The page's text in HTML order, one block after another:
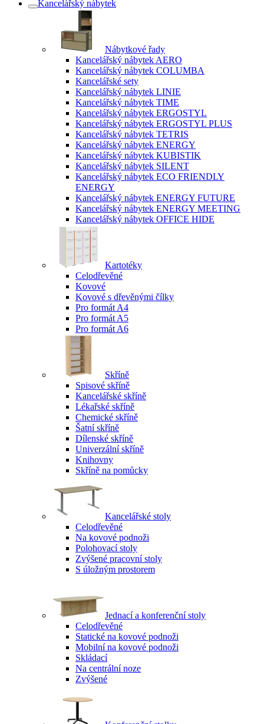
Kancelářský nábytek
Nábytkové řady
Kancelářský nábytek AERO
Kancelářský nábytek COLUMBA
Kancelářské sety
Kancelářský nábytek LINIE
Kancelářský nábytek TIME
Kancelářský nábytek ERGOSTYL
Kancelářský nábytek ERGOSTYL PLUS
Kancelářský nábytek TETRIS
Kancelářský nábytek ENERGY
Kancelářský nábytek KUBISTIK
Kancelářský nábytek SILENT
Kancelářský nábytek ECO FRIENDLY
ENERGY
Kancelářský nábytek ENERGY FUTURE
Kancelářský nábytek ENERGY MEETING
Kancelářský nábytek OFFICE HIDE
Kartotéky
Celodřevěné
Kovové
Kovové s dřevěnými čílky
Pro formát A4
Pro formát A5
Pro formát A6
Skříně
Spisové skříně
Kancelářské skříně
Lékařské skříně
Chemické skříně
Šatní skříně
Dílenské skříně
Univerzální skříně
Knihovny
Skříně na pomůcky
Kancelářské stoly
Celodřevěné
Na kovové podnoži
Polohovací stoly
Zvýšené pracovní stoly
S úložným prostorem
Jednací a konferenční stoly
Celodřevěné
Statické na kovové podnoži
Mobilní na kovové podnoži
Skládací
Na centrální noze
Zvýšené